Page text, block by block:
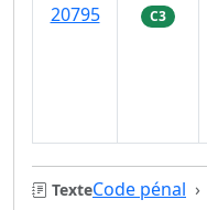
20795
C3
TexteCode pénal